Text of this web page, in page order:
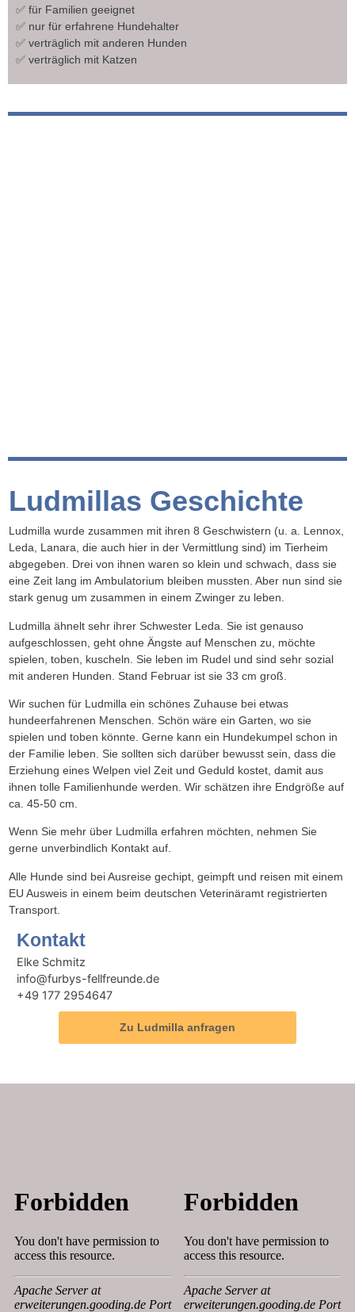
✅ für Familien geeignet
✅ nur für erfahrene Hundehalter
✅ verträglich mit anderen Hunden
✅ verträglich mit Katzen
Ludmillas Geschichte
Ludmilla wurde zusammen mit ihren 8 Geschwistern (u. a. Lennox,
Leda, Lanara, die auch hier in der Vermittlung sind) im Tierheim
abgegeben. Drei von ihnen waren so klein und schwach, dass sie
eine Zeit lang im Ambulatorium bleiben mussten. Aber nun sind sie
stark genug um zusammen in einem Zwinger zu leben.
Ludmilla ähnelt sehr ihrer Schwester Leda. Sie ist genauso
aufgeschlossen, geht ohne Ängste auf Menschen zu, möchte
spielen, toben, kuscheln. Sie leben im Rudel und sind sehr sozial
mit anderen Hunden. Stand Februar ist sie 33 cm groß.
Wir suchen für Ludmilla ein schönes Zuhause bei etwas
hundeerfahrenen Menschen. Schön wäre ein Garten, wo sie
spielen und toben könnte. Gerne kann ein Hundekumpel schon in
der Familie leben. Sie sollten sich darüber bewusst sein, dass die
Erziehung eines Welpen viel Zeit und Geduld kostet, damit aus
ihnen tolle Familienhunde werden. Wir schätzen ihre Endgröße auf
ca. 45-50 cm.
Wenn Sie mehr über Ludmilla erfahren möchten, nehmen Sie
gerne unverbindlich Kontakt auf.
Alle Hunde sind bei Ausreise gechipt, geimpft und reisen mit einem
EU Ausweis in einem beim deutschen Veterinäramt registrierten
Transport.
Kontakt
Elke Schmitz
info@furbys-fellfreunde.de
+49 177 2954647
Zu Ludmilla anfragen